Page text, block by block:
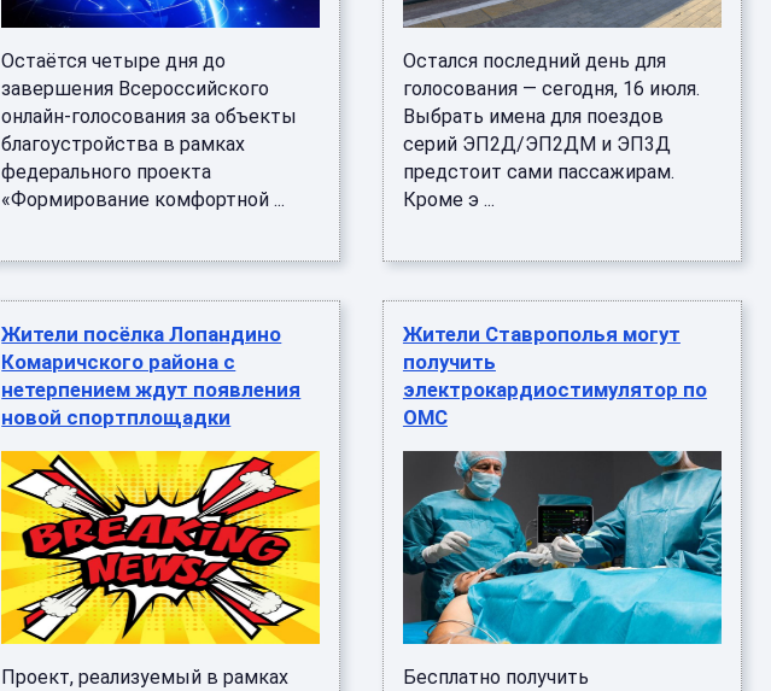
Остаётся четыре дня до
завершения Всероссийского
онлайн-голосования за объекты
благоустройства в рамках
федерального проекта
«Формирование комфортной ...
Остался последний день для
голосования — сегодня, 16 июля.
Выбрать имена для поездов
серий ЭП2Д/ЭП2ДМ и ЭП3Д
предстоит сами пассажирам.
Кроме э ...
Жители посёлка Лопандино
Комаричского района с
нетерпением ждут появления
новой спортплощадки
Проект, реализуемый в рамках
Жители Ставрополья могут
получить
электрокардиостимулятор по
ОМС
Бесплатно получить